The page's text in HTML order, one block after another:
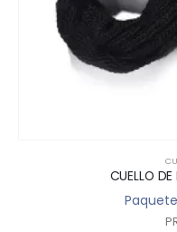
CUELLO